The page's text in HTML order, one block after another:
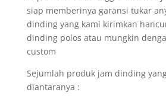
siap memberinya garansi tukar
dinding yang kami kirimkan
dinding polos atau mungkin
custom
Sejumlah produk jam dinding
diantaranya :